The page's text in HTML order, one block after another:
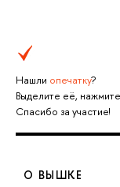
Нашли опечатку?
Выделите её,
Спасибо за участие!
О ВЫШКЕ